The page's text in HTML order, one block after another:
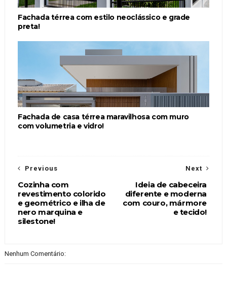
Fachada térrea com estilo neoclássico e grade
preta!
Fachada de casa térrea maravilhosa com muro
com volumetria e vidro!
Next
Ideia de cabeceira
diferente e moderna
com couro, mármore
e tecido!
Previous
Cozinha com
revestimento colorido
e geométrico e ilha de
nero marquina e
silestone!
Nenhum Comentário: